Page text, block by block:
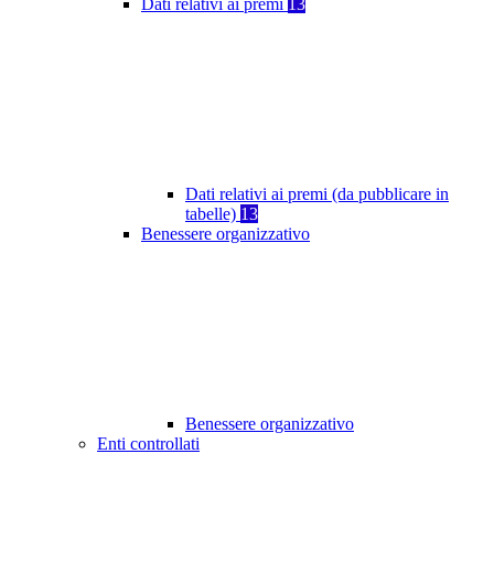
Dati relativi ai premi 13
Dati relativi ai premi (da pubblicare in
tabelle) 13
Benessere organizzativo
Benessere organizzativo
Enti controllati